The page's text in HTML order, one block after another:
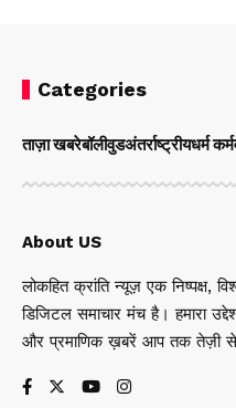
Categories
ताज़ा खबरेबॉलीवुडअंतर्राष्ट्रीयधर्म कर्म
About US
लोकहित क्रांति न्यूज़ एक निष्पक्ष,
डिजिटल समाचार मंच है। हमारा
और प्रमाणिक ख़बरें आप तक तेज़ी से